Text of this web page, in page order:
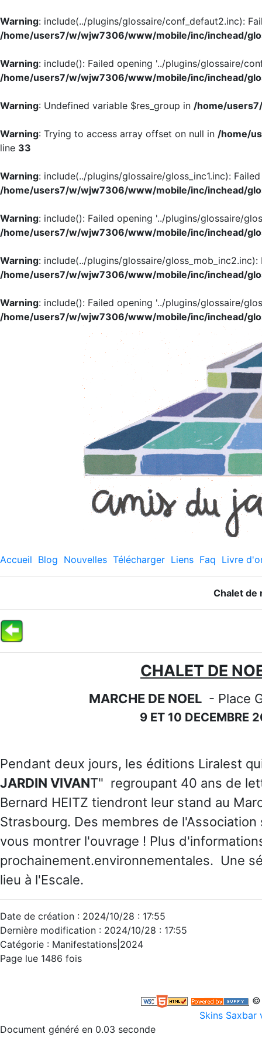
Warning: include(../plugins/glossaire/conf_defaut2.inc):
/home/users7/w/wjw7306/www/mobile/inc/inchead/
Warning: include(): Failed opening '../plugins/glossaire/
/home/users7/w/wjw7306/www/mobile/inc/inchead/
Warning: Undefined variable $res_group in /home/
Warning: Trying to access array offset on null in /home/
line 33
Warning: include(../plugins/glossaire/gloss_inc1.inc):
/home/users7/w/wjw7306/www/mobile/inc/inchead/
Warning: include(): Failed opening '../plugins/glossaire/
/home/users7/w/wjw7306/www/mobile/inc/inchead/
Warning: include(../plugins/glossaire/
/home/users7/w/wjw7306/www/mobile/inc/inchead/
Warning: include(): Failed opening '../plugins/glossaire/
/home/users7/w/wjw7306/www/mobile/inc/inchead/
Accueil Blog Nouvelles Télécharger Liens Faq Livre
Chalet de
CHALET DE
MARCHE DE NOEL- Place
9 ET 10 DECEMBRE
Pendant deux jours, les éditions Liralest
JARDIN VIVANT" regroupant 40 ans de
Bernard HEITZ tiendront leur stand au
Strasbourg. Des membres de
vous montrer l'ouvrage ! Plus
prochainement.environnementales. Une
lieu à l'Escale.
Date de création : 2024/10/28 : 17:55
Dernière modification : 2024/10/28 : 17:55
Catégorie : Manifestations|2024
Page lue 1486 fois
©
Skins Saxbar
Document généré en 0.03 seconde